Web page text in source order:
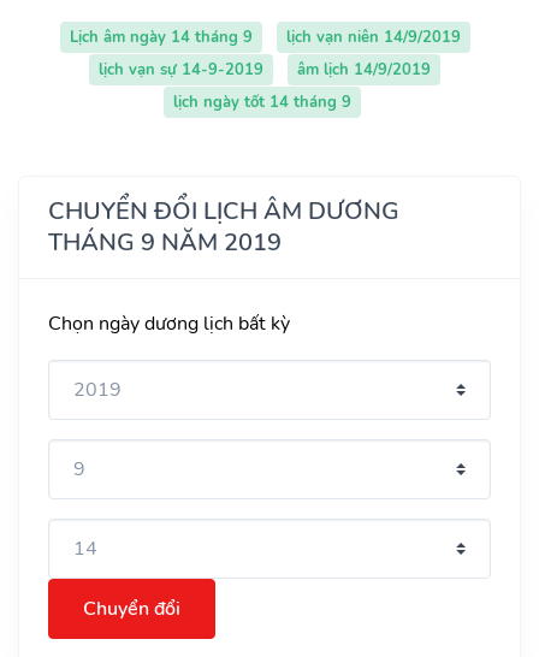
Lịch âm ngày 14 tháng 9
lịch vạn niên 14/9/2019
lịch vạn sự 14-9-2019
âm lịch 14/9/2019
lịch ngày tốt 14 tháng 9
CHUYỂN ĐỔI LỊCH ÂM DƯƠNG
THÁNG 9 NĂM 2019
Chọn ngày dương lịch bất kỳ
Chuyển đổi